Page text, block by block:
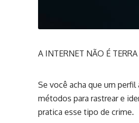
A INTERNET NÃO É
Se você acha que um
métodos para rastrear e
pratica esse tipo de crime.